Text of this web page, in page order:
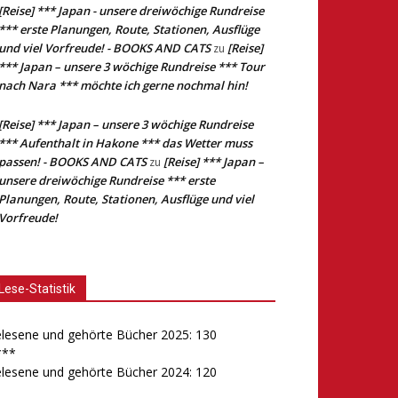
[Reise] *** Japan - unsere dreiwöchige Rundreise
*** erste Planungen, Route, Stationen, Ausflüge
und viel Vorfreude! - BOOKS AND CATSzu [Reise]
*** Japan – unsere 3 wöchige Rundreise *** Tour
nach Nara *** möchte ich gerne nochmal hin!
[Reise] *** Japan – unsere 3 wöchige Rundreise
*** Aufenthalt in Hakone *** das Wetter muss
passen! - BOOKS AND CATSzu [Reise] *** Japan –
unsere dreiwöchige Rundreise *** erste
Planungen, Route, Stationen, Ausflüge und viel
Vorfreude!
Lese-Statistik
und gehörte Bücher 2025: 130
und gehörte Bücher 2024: 120